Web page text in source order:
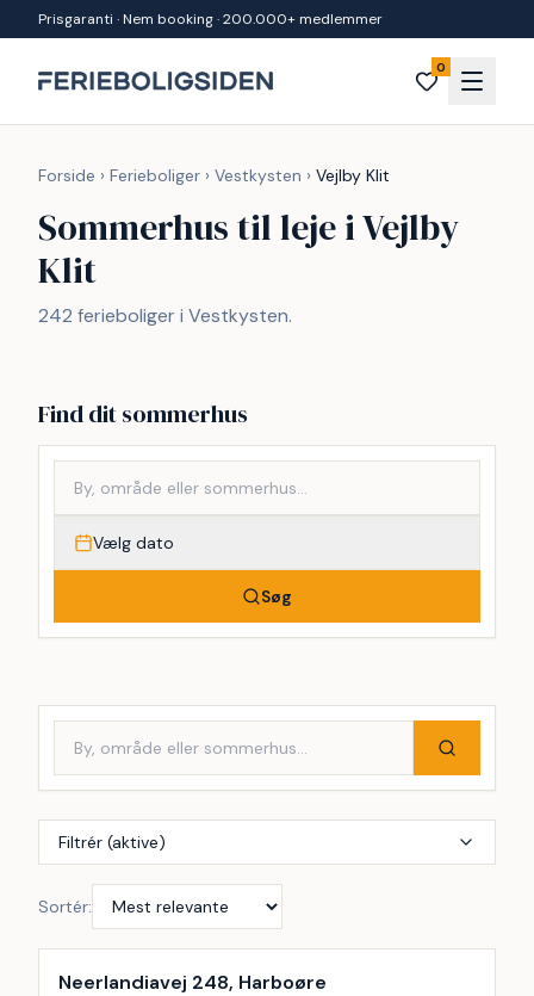
Spring til indhold
Prisgaranti · Nem booking · 200.000+ medlemmer
0
Forside › Ferieboliger › Vestkysten › Vejlby Klit
Sommerhus til leje i Vejlby
Klit
242 ferieboliger i Vestkysten.
Find dit sommerhus
Vælg dato
Søg
Filtrér (aktive)
Sortér:
Neerlandiavej 248, Harboøre